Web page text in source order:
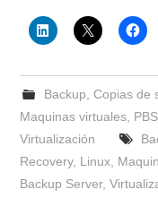
Backup Copias de
Maquinas virtuales PBS
Virtualización
Recovery, Linux
Backup Server,